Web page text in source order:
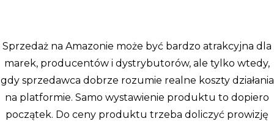
Sprzedaż na Amazonie może być bardzo atrakcyjna dla
marek, producentów i dystrybutorów, ale tylko wtedy,
gdy sprzedawca dobrze rozumie realne koszty działania
na platformie. Samo wystawienie produktu to dopiero
początek. Do ceny produktu trzeba doliczyć prowizję